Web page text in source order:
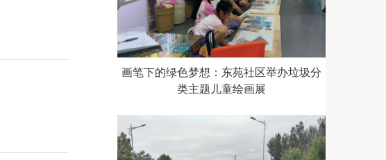
画笔下的绿色梦想：东苑社区举办垃圾分
类主题儿童绘画展